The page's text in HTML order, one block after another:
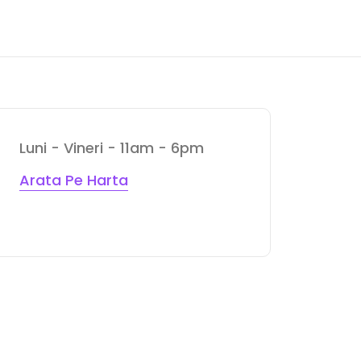
Luni - Vineri - 11am - 6pm
Arata Pe Harta